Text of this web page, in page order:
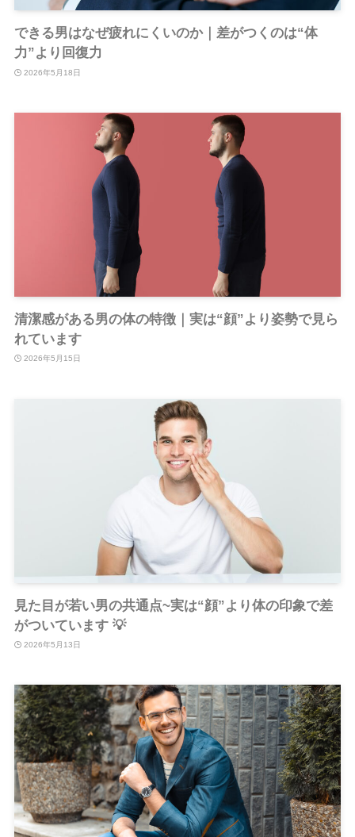
できる男はなぜ疲れにくいのか｜差がつくのは“体
力”より回復力
2026年5月18日
清潔感がある男の体の特徴｜実は“顔”より姿勢で見ら
れています
2026年5月15日
見た目が若い男の共通点~実は“顔”より体の印象で差
がついています 💡
2026年5月13日